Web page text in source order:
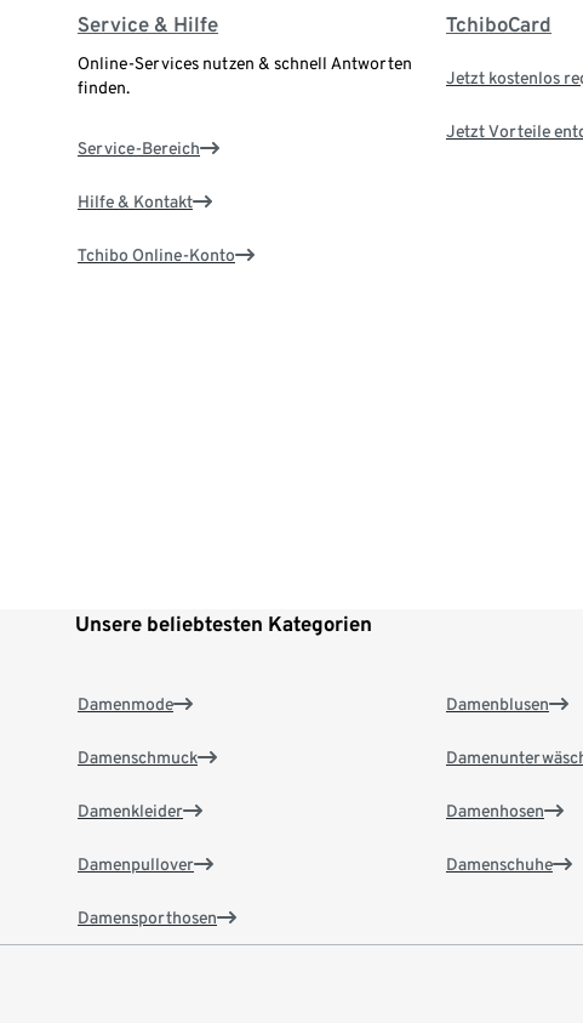
Service & Hilfe
Online-Services nutzen & schnell Antworten
finden.
Service-Bereich
Hilfe & Kontakt
Tchibo Online-Konto
TchiboCard
Jetzt kostenlos
Jetzt Vorteile
Unsere beliebtesten Kategorien
Damenmode
Damenschmuck
Damenkleider
Damenpullover
Damensporthosen
Damenblusen
Damenhosen
Damenschuhe